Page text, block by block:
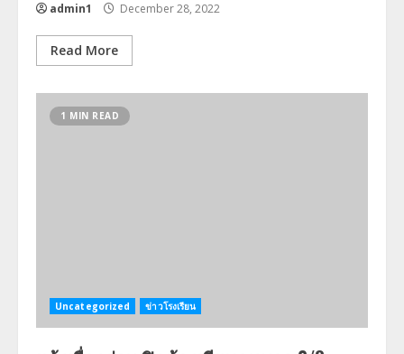
admin1 December 28, 2022
Read More
1 MIN READ
Uncategorized ข่าวโรงเรียน